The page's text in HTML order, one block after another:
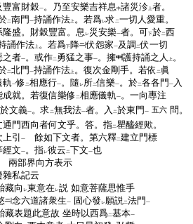
豐富財穀一。乃至安樂吉祥息中諸災沴 上者。
二南門 一持誦作法 上 。若爲レ求 二一切人愛重。
隆盛。財穀豐富。息 レ災安樂一者。可下於二西
誦作法 上 。若爲下降 伏怨家一及調 二伏一切
之者一。或作二 勇猛之事一。擁 護持誦之人 上 。
二北門 一持誦作法 上 。復次金剛手。若依 二 眞
軌一修 二相應行一。隨 レ所二信樂一。於二各各門 一 入
成就。若復信樂修 二相應儀軌一。一向專注
於文義一。求 二無我法一者。入 二於東門 一 五六 問。
通門西向者何文乎。答。指二瞿醯經歟。
引 一 餘如下文者。第六釋二建立門標
經文一。指レ彼云 二下文一也
兩部界向方表示
雜私記云
向 レ東意在レ説 如意菩薩思惟手
念六道諸衆生一 固心發 レ願説二法門 一
表題此意故 坐時以西爲二基本一